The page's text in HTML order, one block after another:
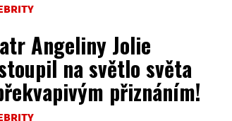
Angeliny Jolie
na světlo světa
přiznáním!